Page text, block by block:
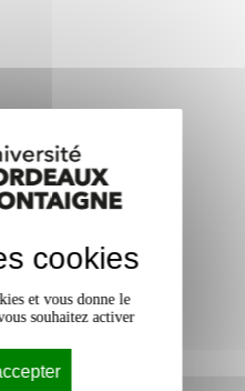
cookies
et vous donne le
souhaitez activer